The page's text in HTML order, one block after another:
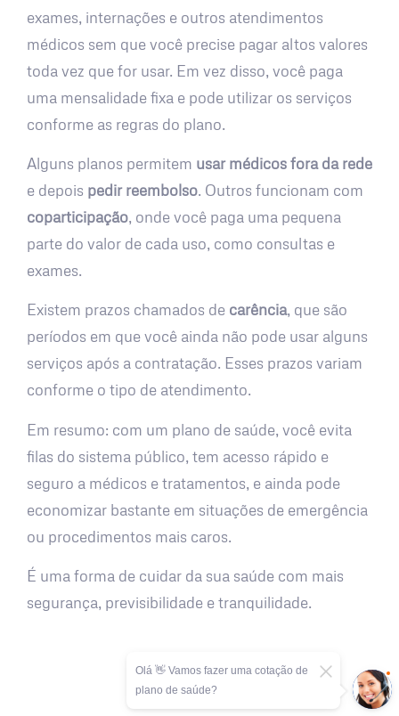
exames, internações e outros atendimentos
médicos sem que você precise pagar altos valores
toda vez que for usar. Em vez disso, você paga
uma mensalidade fixa e pode utilizar os serviços
conforme as regras do plano.
Alguns planos permitem usar médicos fora da rede
e depois pedir reembolso. Outros funcionam com
coparticipação, onde você paga uma pequena
parte do valor de cada uso, como consultas e
exames.
Existem prazos chamados de carência, que são
períodos em que você ainda não pode usar alguns
serviços após a contratação. Esses prazos variam
conforme o tipo de atendimento.
Em resumo: com um plano de saúde, você evita
filas do sistema público, tem acesso rápido e
seguro a médicos e tratamentos, e ainda pode
economizar bastante em situações de emergência
ou procedimentos mais caros.
É uma forma de cuidar da sua saúde com mais
segurança, previsibilidade e tranquilidade.
Olá 👋 Vamos fazer uma cotação de
plano de saúde?